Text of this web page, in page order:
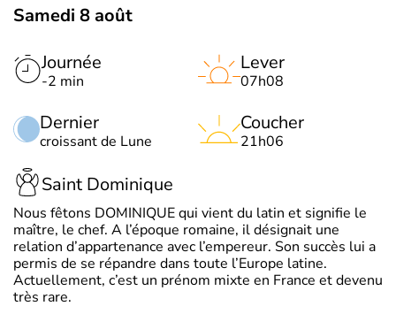
Samedi 8 août
Journée
-2 min
Dernier
croissant de Lune
Lever
07h08
Coucher
21h06
Saint Dominique
Nous fêtons DOMINIQUE qui vient du latin et signifie le
maître, le chef. A l’époque romaine, il désignait une
relation d’appartenance avec l’empereur. Son succès lui a
permis de se répandre dans toute l’Europe latine.
Actuellement, c’est un prénom mixte en France et devenu
très rare.